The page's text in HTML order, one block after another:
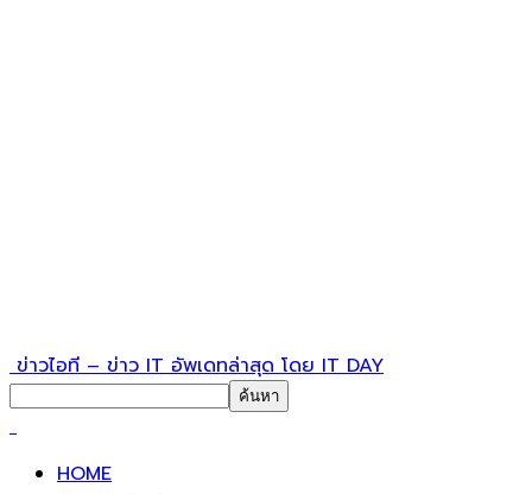
ข่าวไอที – ข่าว IT อัพเดทล่าสุด โดย IT DAY
HOME